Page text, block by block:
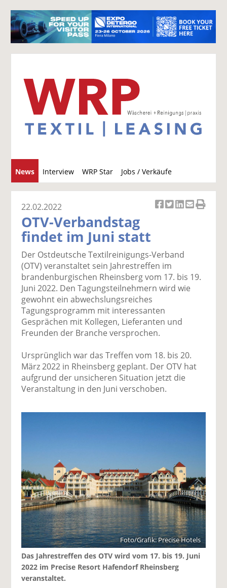
News Interview WRP Star Jobs / Verkäufe
u
c
el
a
uf
F
ac
b
o
o
k
te
il
e
n
el
t
wi
tt
er
el
a
uf
Li
n
di
te
il
e
n
er
E
m
se
n
d
ru
ck
22.02.2022
OTV-Verbandstag
findet im Juni statt
Der Ostdeutsche Textilreinigungs-Verband
(OTV) veranstaltet sein Jahrestreffen im
brandenburgischen Rheinsberg vom 17. bis 19.
Juni 2022. Den Tagungsteilnehmern wird wie
gewohnt ein abwechslungsreiches
Tagungsprogramm mit interessanten
Gesprächen mit Kollegen, Lieferanten und
Freunden der Branche versprochen.
Ursprünglich war das Treffen vom 18. bis 20.
März 2022 in Rheinsberg geplant. Der OTV hat
aufgrund der unsicheren Situation jetzt die
Veranstaltung in den Juni verschoben.
Foto/Grafik: Precise Hotels
Das Jahrestreffen des OTV wird vom 17. bis 19. Juni
2022 im Precise Resort Hafendorf Rheinsberg
veranstaltet.